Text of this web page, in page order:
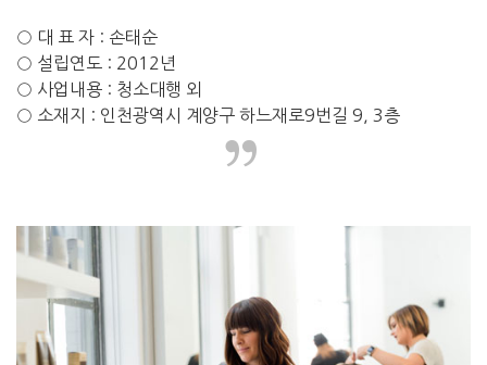
○ 대 표 자 : 손태순
○ 설립연도 : 2012년
○ 사업내용 : 청소대행 외
○ 소재지 : 인천광역시 계양구 하느재로9번길 9, 3층
”